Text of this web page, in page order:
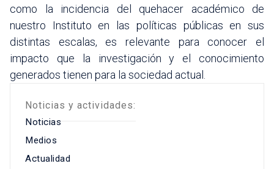
como la incidencia del quehacer académico de
nuestro Instituto en las políticas públicas en sus
distintas escalas, es relevante para conocer el
impacto que la investigación y el conocimiento
generados tienen para la sociedad actual.
Noticias y actividades:
Noticias
Medios
Actualidad